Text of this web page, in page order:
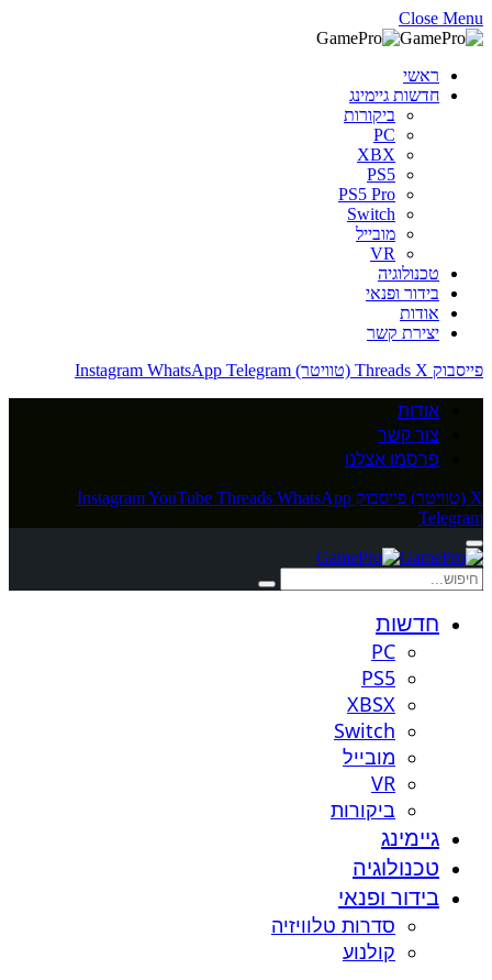
Close Menu
ראשי
חדשות גיימינג
ביקורות
PC
XBX
PS5
PS5 Pro
Switch
מובייל
VR
טכנולוגיה
בידור ופנאי
אודות
יצירת קשר
פייסבוק
Threads X (טוויטר) Instagram WhatsApp Telegram
אודות
צור קשר
פרסמו אצלנו
X (טוויטר) פייסבוק InstagramYouTube Threads WhatsApp
Telegram
חדשות
PC
PS5
XBSX
Switch
מובייל
VR
ביקורות
גיימינג
טכנולוגיה
בידור ופנאי
סדרות טלוויזיה
קולנוע